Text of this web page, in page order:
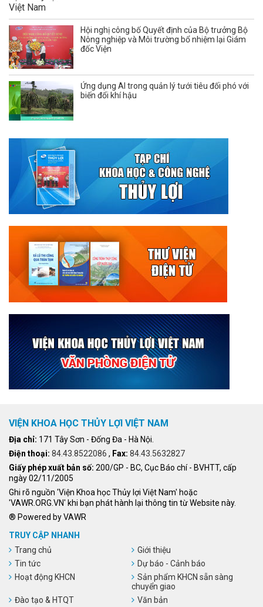
Hội nghị công bố Quyết định của Bộ trưởng Bộ
Nông nghiệp và Môi trường bổ nhiệm lại Giám
đốc Viện
Ứng dụng AI trong quản lý tưới tiêu đối phó với
biến đổi khí hậu
VIỆN KHOA HỌC THỦY LỢI VIỆT NAM
Địa chỉ: 171 Tây Sơn - Đống Đa - Hà Nội.
Điện thoại: 84.43.8522086 , Fax: 84.43.5632827
Giấy phép xuất bản số: 200/GP - BC, Cục Báo chí - BVHTT, cấp
ngày 02/11/2005
Ghi rõ nguồn 'Viện Khoa học Thủy lợi Việt Nam' hoặc
'VAWR.ORG.VN' khi bạn phát hành lại thông tin từ Website này.
® Powered by VAWR
TRUY CẬP NHANH
Trang chủ
Giới thiệu
Tin tức
Dự báo - Cảnh báo
Hoạt động KHCN
Sản phẩm KHCN sẵn sàng
chuyển giao
Đào tạo & HTQT
Văn bản